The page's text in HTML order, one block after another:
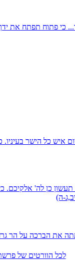
כי פתוח תפתח את ידך
איש כל הישר
כן לה' אלקיכם.
ה)
את הברכה על הר
לכל הוורטים של